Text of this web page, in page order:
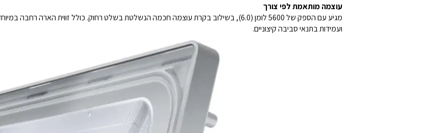
עוצמה מותאמת לפי צורך
מגיע עם הספק של ‎5600 לומן (6.0), בשילוב בקרת עוצמה חכמה הנשלטת בשלט רחוק.
ועמידות בתנאי סביבה קיצוניים.